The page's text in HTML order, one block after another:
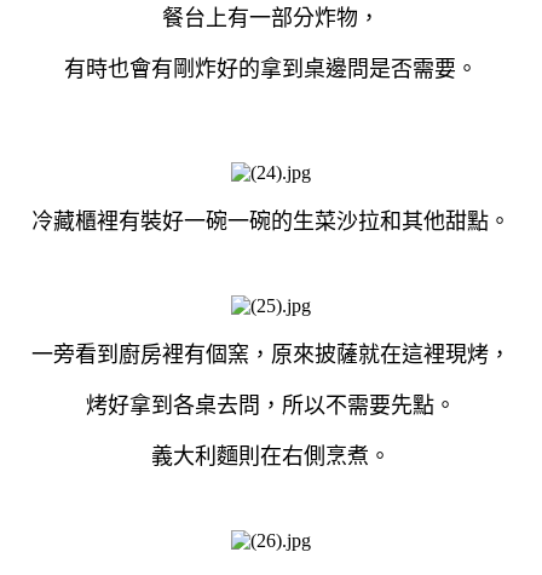
餐台上有一部分炸物，
有時也會有剛炸好的拿到桌邊問是否需要。
冷藏櫃裡有裝好一碗一碗的生菜沙拉和其他甜點。
一旁看到廚房裡有個窯，原來披薩就在這裡現烤，
烤好拿到各桌去問，所以不需要先點。
義大利麵則在右側烹煮。